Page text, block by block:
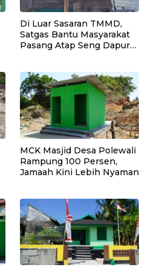
Di Luar Sasaran TMMD,
Satgas Bantu Masyarakat
Pasang Atap Seng Dapur
MCK Masjid Desa Polewali
Rampung 100 Persen,
Jamaah Kini Lebih Nyaman